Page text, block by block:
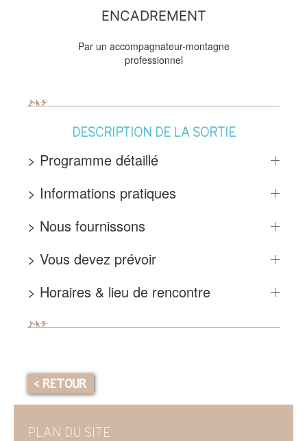
ENCADREMENT
Par un accompagnateur-montagne
professionnel
DESCRIPTION DE LA SORTIE
> Programme détaillé
> Informations pratiques
> Nous fournissons
> Vous devez prévoir
> Horaires & lieu de rencontre
< RETOUR
PLAN DU SITE